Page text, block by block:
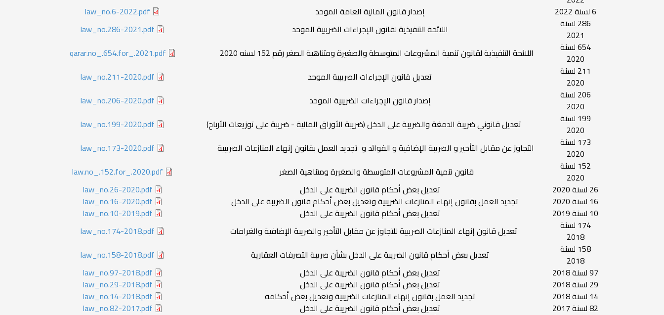
6 لسنة 2022
إصدار قانون المالية العامة الموحد
law_no.6-2022.pdf
286 لسنة
2021
اللائحة التنفيذية لقانون الإجراءات الضريبية الموحد
law_no.286-2021.pdf
654 لسنة
2020
اللائحة التنفيذية لقانون تنمية المشروعات المتوسطة والصغيرة ومتناهية الصغر رقم 152 لسنه 2020
qarar.no_.654.for_.2021.pdf
211 لسنة
2020
تعديل قانون الإجراءات الضريبية الموحد
law_no.211-2020.pdf
206 لسنة
2020
إصدار قانون الإجراءات الضريبية الموحد
law_no.206-2020.pdf
199 لسنة
2020
تعديل قانوني ضريبة الدمغة والضريبة على الدخل (ضريبة الأوراق المالية - ضريبة على توزيعات الأرباح)
law_no.199-2020.pdf
173 لسنة
2020
التجاوز عن مقابل التأخير و الضريبة الإضافية و الفوائد و تجديد العمل بقانون إنهاء المنازعات الضريبية
law_no.173-2020.pdf
152 لسنة
2020
قانون تنمية المشروعات المتوسطة والصغيرة ومتناهية الصغر
law.no_.152.for_.2020.pdf
26 لسنة 2020
تعديل بعض أحكام قانون الضريبة على الدخل
law_no.26-2020.pdf
16 لسنة 2020
تجديد العمل بقانون إنهاء المنازعات الضريبية وتعديل بعض أحكام قانون الضريبة على الدخل
law_no.16-2020.pdf
10 لسنة 2019
تعديل بعض أحكام قانون الضريبة على الدخل
law_no.10-2019.pdf
174 لسنة
2018
تعديل قانون إنهاء المنازعات الضريبية للتجاوز عن مقابل التأخير والضريبة الإضافية والغرامات
law_no.174-2018.pdf
158 لسنة
2018
تعديل بعض أحكام قانون الضريبة على الدخل بشأن ضريبة التصرفات العقارية
law_no.158-2018.pdf
97 لسنة 2018
تعديل بعض أحكام قانون الضريبة على الدخل
law_no.97-2018.pdf
29 لسنة 2018
تعديل بعض أحكام قانون الضريبة على الدخل
law_no.29-2018.pdf
14 لسنة 2018
تجديد العمل بقانون إنهاء المنازعات الضريبية وتعديل بعض أحكامه
law_no.14-2018.pdf
82 لسنة 2017
تعديل بعض أحكام قانون الضريبة على الدخل
law_no.82-2017.pdf